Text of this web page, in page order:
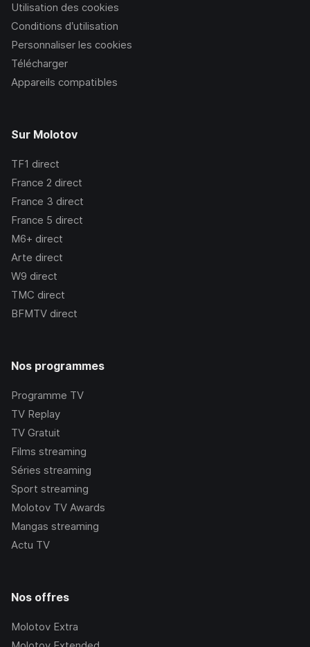
Utilisation des cookies
Conditions d’utilisation
Personnaliser les cookies
Télécharger
Appareils compatibles
Sur Molotov
TF1 direct
France 2 direct
France 3 direct
France 5 direct
M6+ direct
Arte direct
W9 direct
TMC direct
BFMTV direct
Nos programmes
Programme TV
TV Replay
TV Gratuit
Films streaming
Séries streaming
Sport streaming
Molotov TV Awards
Mangas streaming
Actu TV
Nos offres
Molotov Extra